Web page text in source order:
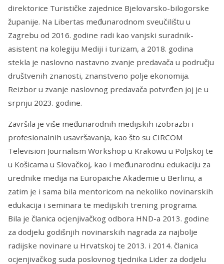
direktorice Turističke zajednice Bjelovarsko-bilogorske
županije. Na Libertas međunarodnom sveučilištu u
Zagrebu od 2016. godine radi kao vanjski suradnik-
asistent na kolegiju Mediji i turizam, a 2018. godina
stekla je naslovno nastavno zvanje predavača u području
društvenih znanosti, znanstveno polje ekonomija.
Reizbor u zvanje naslovnog predavača potvrđen joj je u
srpnju 2023. godine.
Završila je više međunarodnih medijskih izobrazbi i
profesionalnih usavršavanja, kao što su CIRCOM
Television Journalism Workshop u Krakowu u Poljskoj te
u Košicama u Slovačkoj, kao i međunarodnu edukaciju za
urednike medija na Europaiche Akademie u Berlinu, a
zatim je i sama bila mentoricom na nekoliko novinarskih
edukacija i seminara te medijskih trening programa.
Bila je članica ocjenjivačkog odbora HND-a 2013. godine
za dodjelu godišnjih novinarskih nagrada za najbolje
radijske novinare u Hrvatskoj te 2013. i 2014. članica
ocjenjivačkog suda poslovnog tjednika Lider za dodjelu